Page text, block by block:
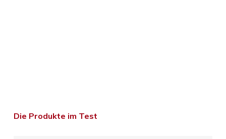
Die Produkte im Test